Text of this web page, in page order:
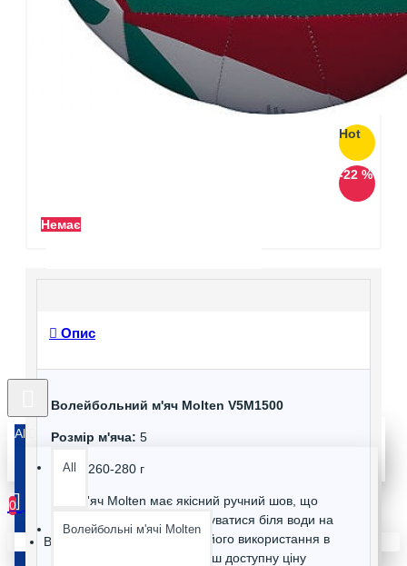
All
All
Волейбольні м'ячі Molten
0
Ваш кошик порожній :(
Hot
-22 %
Немає
Опис
Волейбольний м'яч Molten V5M1500
Розмір м'яча: 5
Вага: 260-280 г
Цей м'яч Molten має якісний ручний шов, що
дозволяє йому використовуватися біля води на
пляжі, але це не обмежує його використання в
залі. Через це, він має більш доступну ціну